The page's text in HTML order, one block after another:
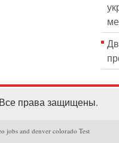
права защищены.
jobs and denver colorado Test